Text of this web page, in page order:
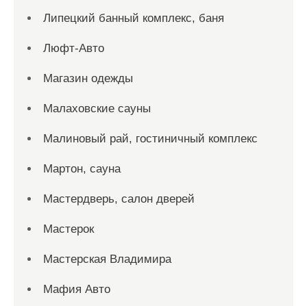
Липецкий банный комплекс, баня
Люфт-Авто
Магазин одежды
Малаховские сауны
Малиновый рай, гостиничный комплекс
Мартон, сауна
Мастердверь, салон дверей
Мастерок
Мастерская Владимира
Мафия Авто